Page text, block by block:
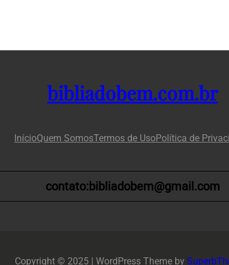
bibliadobem.com.br
InícioQuem SomosTermos de UsoPolítica de
contato:bibliadobem@gmail.com
Copyright © 2025 | WordPress Theme by